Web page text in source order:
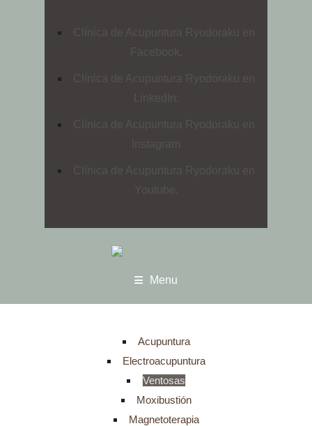
Clínica de Acupuntura Ryodoraku en
Facebook.
Clínica de Acupuntura Ryodoraku en
Clínica de Acupuntura Ryodoraku en
Clínica de Acupuntura Ryodoraku en
Youtube.
Menu
Acupuntura
Electroacupuntura
Ventosas
Moxibustión
Magnetoterapia